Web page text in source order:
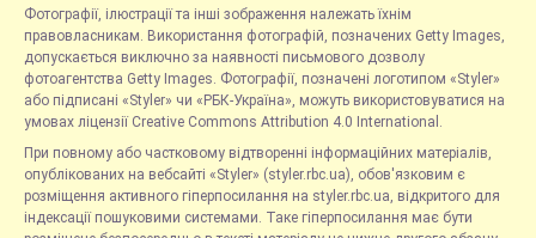
Фотографії, ілюстрації та інші зображення належать їхнім
правовласникам. Використання фотографій, позначених Getty Images,
допускається виключно за наявності письмового дозволу
фотоагентства Getty Images. Фотографії, позначені логотипом «Styler»
або підписані «Styler» чи «РБК-Україна», можуть використовуватися на
умовах ліцензії Creative Commons Attribution 4.0 International.
При повному або частковому відтворенні інформаційних матеріалів,
опублікованих на вебсайті «Styler» (styler.rbc.ua), обов'язковим є
розміщення активного гіперпосилання на styler.rbc.ua, відкритого для
індексації пошуковими системами. Таке гіперпосилання має бути